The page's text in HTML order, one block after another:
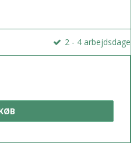
2 - 4 arbejdsdage